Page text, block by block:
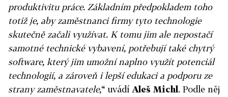
produktivitu práce. Základním předpokladem toho
totiž je, aby zaměstnanci firmy tyto technologie
skutečně začali využívat. K tomu jim ale nepostačí
samotné technické vybavení, potřebují také chytrý
software, který jim umožní naplno využít potenciál
technologií, a zároveň i lepší edukaci a podporu ze
strany zaměstnavatele,“ uvádí Aleš Michl. Podle něj